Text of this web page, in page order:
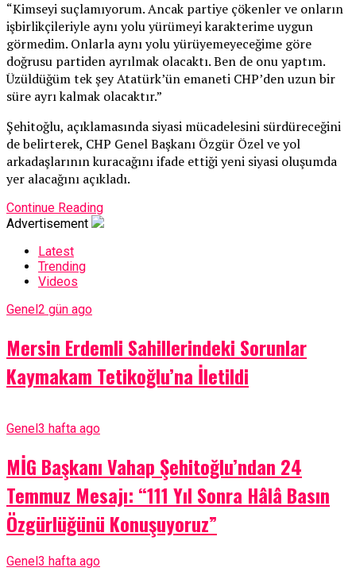
“Kimseyi suçlamıyorum. Ancak partiye çökenler ve onların
işbirlikçileriyle aynı yolu yürümeyi karakterime uygun
görmedim. Onlarla aynı yolu yürüyemeyeceğime göre
doğrusu partiden ayrılmak olacaktı. Ben de onu yaptım.
Üzüldüğüm tek şey Atatürk’ün emaneti CHP’den uzun bir
süre ayrı kalmak olacaktır.”
Şehitoğlu, açıklamasında siyasi mücadelesini sürdüreceğini
de belirterek, CHP Genel Başkanı Özgür Özel ve yol
arkadaşlarının kuracağını ifade ettiği yeni siyasi oluşumda
yer alacağını açıkladı.
Continue Reading
Advertisement
Latest
Trending
Videos
Genel2 gün ago
Mersin Erdemli Sahillerindeki Sorunlar
Kaymakam Tetikoğlu’na İletildi
Genel3 hafta ago
MİG Başkanı Vahap Şehitoğlu’ndan 24
Temmuz Mesajı: “111 Yıl Sonra Hâlâ Basın
Özgürlüğünü Konuşuyoruz”
Genel3 hafta ago